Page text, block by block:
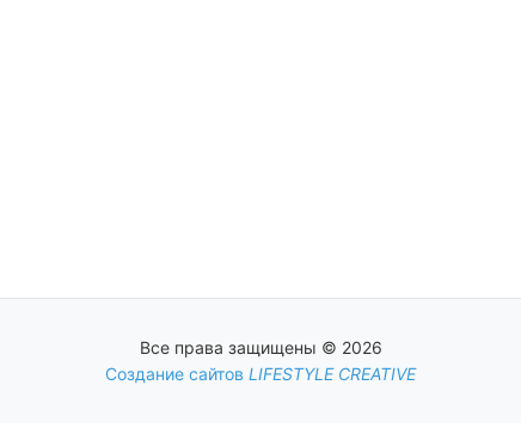
Все права защищены © 2026
Создание сайтов LIFESTYLE CREATIVE